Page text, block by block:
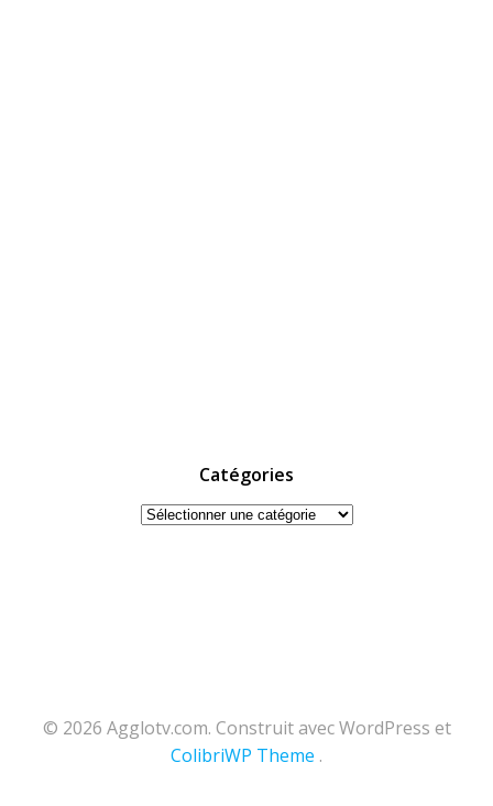
Catégories
Catégories
© 2026 Agglotv.com. Construit avec WordPress et
ColibriWP Theme .